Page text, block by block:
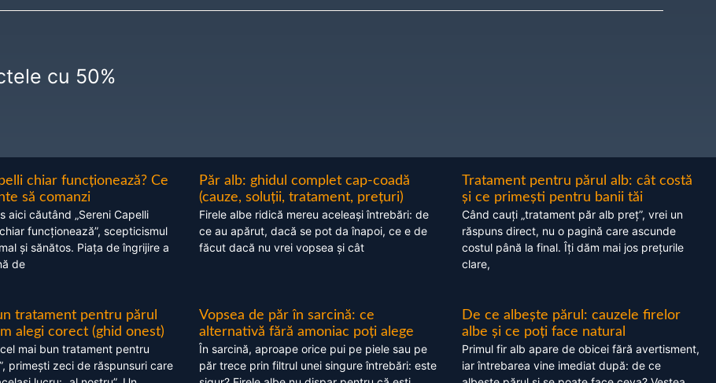
cu 50%
chiar funcționează? Ce
să comanzi
aici căutând „Sereni Capelli
funcționează”, scepticismul
și sănătos. Piața de îngrijire a
de
Păr alb: ghidul complet cap-coadă
(cauze, soluții, tratament, prețuri)
Firele albe ridică mereu aceleași întrebări: de
ce au apărut, dacă se pot da înapoi, ce e de
făcut dacă nu vrei vopsea și cât
Tratament pentru părul alb: cât costă
și ce primești pentru banii tăi
Când cauți „tratament păr alb preț”, vrei un
răspuns direct, nu o pagină care ascunde
costul până la final. Îți dăm mai jos prețurile
clare,
tratament pentru părul
alegi corect (ghid onest)
mai bun tratament pentru
primești zeci de răspunsuri care
Vopsea de păr în sarcină: ce
alternativă fără amoniac poți alege
În sarcină, aproape orice pui pe piele sau pe
păr trece prin filtrul unei singure întrebări: este
De ce albește părul: cauzele firelor
albe și ce poți face natural
Primul fir alb apare de obicei fără avertisment,
iar întrebarea vine imediat după: de ce